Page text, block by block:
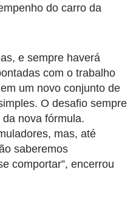
do carro da
e sempre haverá
com o trabalho
um novo conjunto de
O desafio sempre
nova fórmula.
mas, até
saberemos
comportar”, encerrou